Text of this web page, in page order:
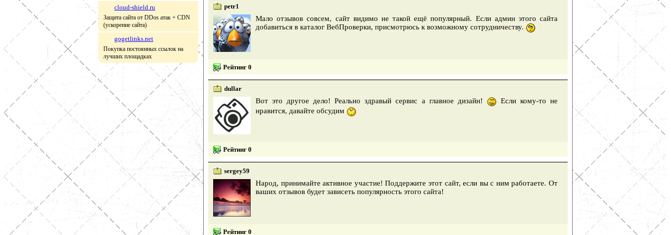
cloud-shield.ru
Защита сайта от DDos атак + CDN
(ускорение сайта)
gogetlinks.net
Покупка постоянных ссылок на
лучших площадках
petr1
Мало отзывов совсем, сайт видимо не такой ещё популярный. Если админ этого сайта
добавиться в каталог ВебПроверки, присмотрюсь к возможному сотрудничеству.
Рейтинг 0
dullar
Вот это другое дело! Реально здравый сервис а главное дизайн!
Если кому-то не
нравится, давайте обсудим
Рейтинг 0
sergey59
Народ, принимайте активное участие! Поддержите этот сайт, если вы с ним работаете. От
ваших отзывов будет зависеть популярность этого сайта!
Рейтинг 0